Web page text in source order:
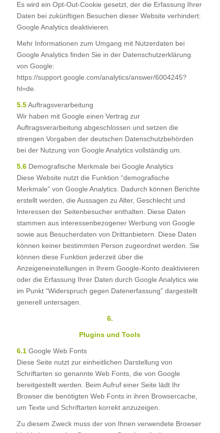
Es wird ein Opt-Out-Cookie gesetzt, der die Erfassung Ihrer
Daten bei zukünftigen Besuchen dieser Website verhindert:
Google Analytics deaktivieren.
Mehr Informationen zum Umgang mit Nutzerdaten bei
Google Analytics finden Sie in der Datenschutzerklärung
von Google:
https://support.google.com/analytics/answer/6004245?
hl=de.
5.5Auftragsverarbeitung
Wir haben mit Google einen Vertrag zur
Auftragsverarbeitung abgeschlossen und setzen die
strengen Vorgaben der deutschen Datenschutzbehörden
bei der Nutzung von Google Analytics vollständig um.
5.6 Demografische Merkmale bei Google Analytics
Diese Website nutzt die Funktion “demografische
Merkmale” von Google Analytics. Dadurch können Berichte
erstellt werden, die Aussagen zu Alter, Geschlecht und
Interessen der Seitenbesucher enthalten. Diese Daten
stammen aus interessenbezogener Werbung von Google
sowie aus Besucherdaten von Drittanbietern. Diese Daten
können keiner bestimmten Person zugeordnet werden. Sie
können diese Funktion jederzeit über die
Anzeigeneinstellungen in Ihrem Google-Konto deaktivieren
oder die Erfassung Ihrer Daten durch Google Analytics wie
im Punkt “Widerspruch gegen Datenerfassung” dargestellt
generell untersagen.
6.
Plugins und Tools
6.1 Google Web Fonts
Diese Seite nutzt zur einheitlichen Darstellung von
Schriftarten so genannte Web Fonts, die von Google
bereitgestellt werden. Beim Aufruf einer Seite lädt Ihr
Browser die benötigten Web Fonts in ihren Browsercache,
um Texte und Schriftarten korrekt anzuzeigen.
Zu diesem Zweck muss der von Ihnen verwendete Browser